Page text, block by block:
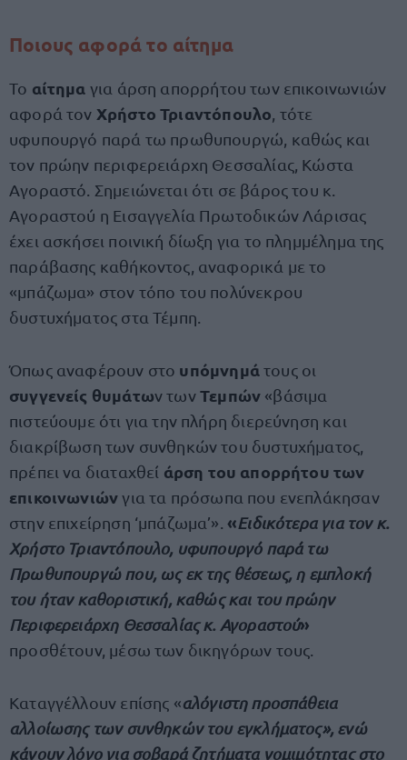
Ποιους αφορά το αίτημα
Το αίτημα για άρση απορρήτου των επικοινωνιών
αφορά τον Χρήστο Τριαντόπουλο , τότε
υφυπουργό παρά τω πρωθυπουργώ, καθώς και
τον πρώην περιφερειάρχη Θεσσαλίας, Κώστα
Αγοραστό. Σημειώνεται ότι σε βάρος του κ.
Αγοραστού η Εισαγγελία Πρωτοδικών Λάρισας
έχει ασκήσει ποινική δίωξη για το πλημμέλημα της
παράβασης καθήκοντος, αναφορικά με το
«μπάζωμα» στον τόπο του πολύνεκρου
δυστυχήματος στα Τέμπη.
Όπως αναφέρουν στο υπόμνημάτους οι
συγγενείς θυμάτων τωνΤεμπών «βάσιμα
πιστεύουμε ότι για την πλήρη διερεύνηση και
διακρίβωση των συνθηκών του δυστυχήματος,
πρέπει να διαταχθεί άρση του απορρήτου των
επικοινωνιώνγια τα πρόσωπα που ενεπλάκησαν
στην επιχείρηση ‘μπάζωμα’».«Ειδικότερα για τον κ.
Χρήστο Τριαντόπουλο, υφυπουργό παρά τω
Πρωθυπουργώ που, ως εκ της θέσεως, η εμπλοκή
του ήταν καθοριστική, καθώς και του πρώην
Περιφερειάρχη Θεσσαλίας κ. Αγοραστού»
προσθέτουν, μέσω των δικηγόρων τους.
Καταγγέλλουν επίσης «αλόγιστη προσπάθεια
αλλοίωσης των συνθηκών του εγκλήματος», ενώ
κάνουν λόγο για σοβαρά ζητήματα νομιμότητας στο